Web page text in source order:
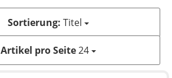
Sortierung: Titel
Artikel pro Seite24